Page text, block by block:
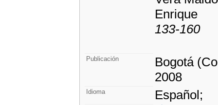
Enrique
133-160
Publicación
Bogotá
2008
Idioma Español;